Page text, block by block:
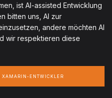
ist AI-assisted Entwicklung
bitten uns, AI zur
andere möchten AI
wir respektieren diese
XAMARIN-ENTWICKLER